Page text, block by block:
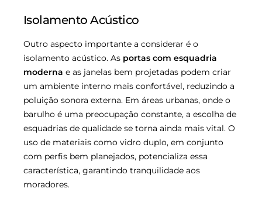
Isolamento Acústico
Outro aspecto importante a considerar é o
isolamento acústico. As portas com esquadria
moderna e as janelas bem projetadas podem criar
um ambiente interno mais confortável, reduzindo a
poluição sonora externa. Em áreas urbanas, onde o
barulho é uma preocupação constante, a escolha de
esquadrias de qualidade se torna ainda mais vital. O
uso de materiais como vidro duplo, em conjunto
com perfis bem planejados, potencializa essa
característica, garantindo tranquilidade aos
moradores.